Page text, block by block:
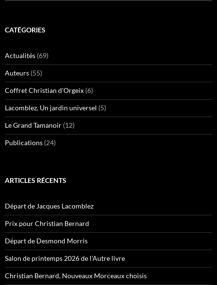
CATÉGORIES
Actualités (69)
Auteurs (55)
Coffret Christian d'Orgeix (6)
Lacomblez, Un jardin universel (5)
Le Grand Tamanoir (12)
Publications (24)
ARTICLES RÉCENTS
Départ de Jacques Lacomblez
Prix pour Christian Bernard
Départ de Desmond Morris
Salon de printemps 2026 de l’Autre livre
Christian Bernard, Nouveaux Morceaux choisis